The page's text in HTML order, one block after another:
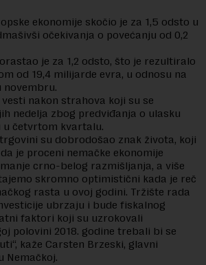
ekonomije skočio je za 1,5 odsto u
očekivanja o povećanju od 0,2
je za 1,2 odsto, što je rezultiralo
od 19,4 milijarde evra, u odnosu na
novembru.
nakon strahova koji su se
nedelja zbog predviđanja o ulasku
u četvrtom kvartalu.
su dobrodošao znak života, koji
je proceni nemačke ekonomije
crno-belog razmišljanja, a više
skromno optimistični kada je reč
rasta u ovoj godini. Tržište rada
ubrzaju i bude fiskalnog
faktori koji su uzrokovali
polovini 2018. godine trebali bi se
kaže Carsten Brzeski, glavni
Nemačkoj.